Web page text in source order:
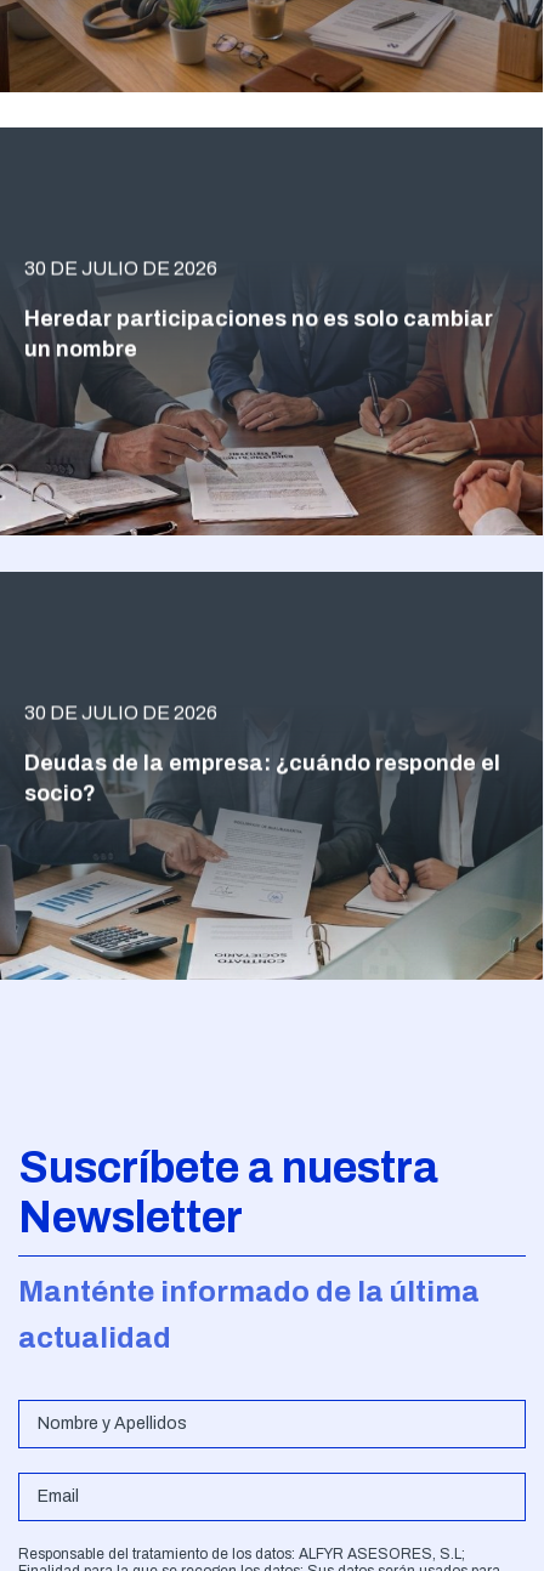
Heredar participaciones no es solo cambiar
un nombre
30 DE JULIO DE 2026
Deudas de la empresa: ¿cuándo responde el
socio?
30 DE JULIO DE 2026
Suscríbete a nuestra
Newsletter
Manténte informado de la última
actualidad
Responsable del tratamiento de los datos: ALFYR ASESORES, S.L;